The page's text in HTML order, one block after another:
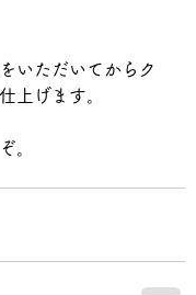
いただいてからク
上げます。
。